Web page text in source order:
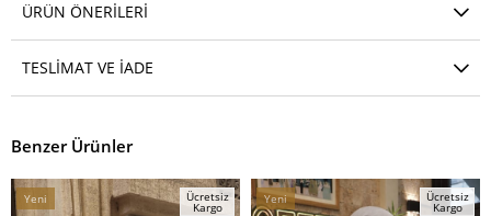
ÜRÜN ÖNERILERI
TESLIMAT VE İADE
Benzer Ürünler
Yeni
Ücretsiz
Kargo
Yeni
Ücretsiz
Kargo